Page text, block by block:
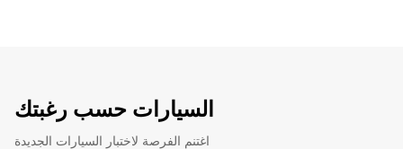
السيارات حسب رغبتك
اغتنم الفرصة لاختبار السيارات الجديدة